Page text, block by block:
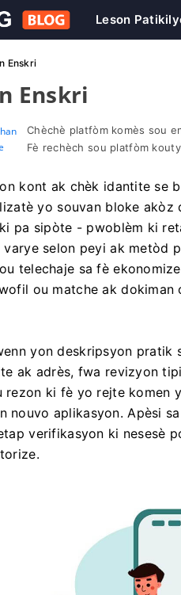
Leson
Enskri
Enskri
Chèchè platfòm komès sou
Fè rechèch sou platfòm
kont ak chèk idantite se
yo souvan bloke akòz
pa sipòte - pwoblèm ki
selon peyi ak metòd
telechaje sa fè
ou matche ak dokiman
yon deskripsyon pratik
ak adrès, fwa revizyon
rezon ki fè yo rejte komen
nouvo aplikasyon. Apèsi
verifikasyon ki nesesè